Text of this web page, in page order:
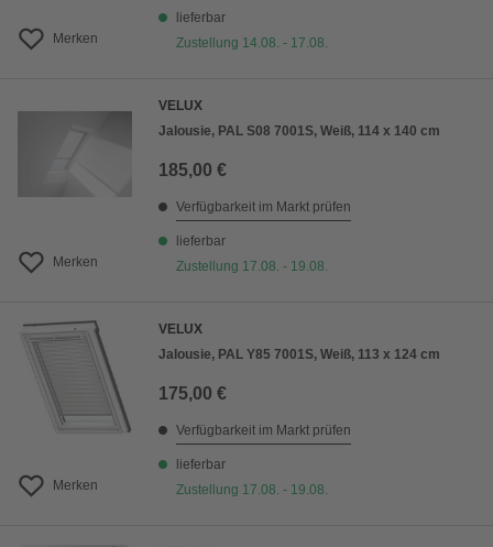
Merken
lieferbar
Zustellung 14.08. - 17.08.
Merken
VELUX
Jalousie, PAL S08 7001S, Weiß, 114 x 140 cm
185,00 €
Verfügbarkeit im Markt prüfen
lieferbar
Zustellung 17.08. - 19.08.
Merken
VELUX
Jalousie, PAL Y85 7001S, Weiß, 113 x 124 cm
175,00 €
Verfügbarkeit im Markt prüfen
lieferbar
Zustellung 17.08. - 19.08.